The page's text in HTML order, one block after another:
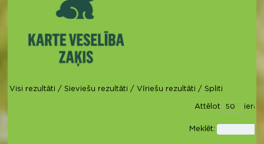
Visi rezultāti / Sieviešu rezultāti / Vīriešu rezultāti / Spliti
Attēlot
Meklēt: